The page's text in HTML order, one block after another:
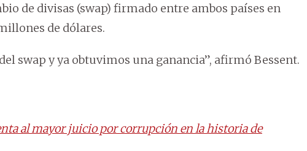
de divisas (swap) firmado entre ambos países en
de dólares.
swap y ya obtuvimos una ganancia”, afirmó Bessent.
al mayor juicio por corrupción en la historia de